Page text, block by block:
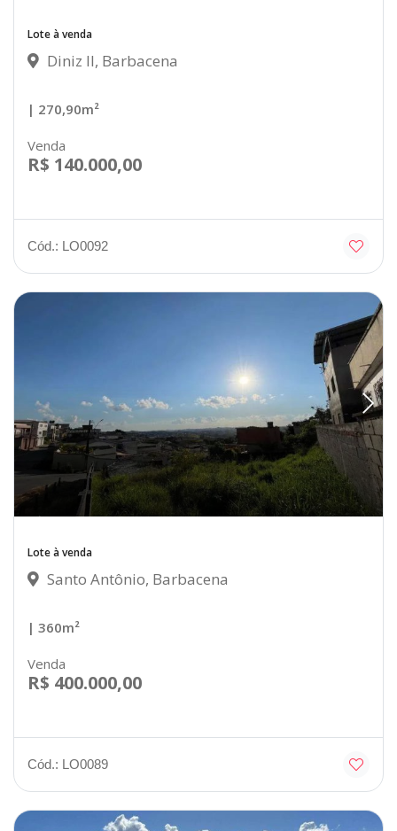
Lote à venda
Diniz II, Barbacena
| 270,90m²
Venda
R$ 140.000,00
Cód.: LO0092
Lote à venda
Santo Antônio, Barbacena
| 360m²
Venda
R$ 400.000,00
Cód.: LO0089